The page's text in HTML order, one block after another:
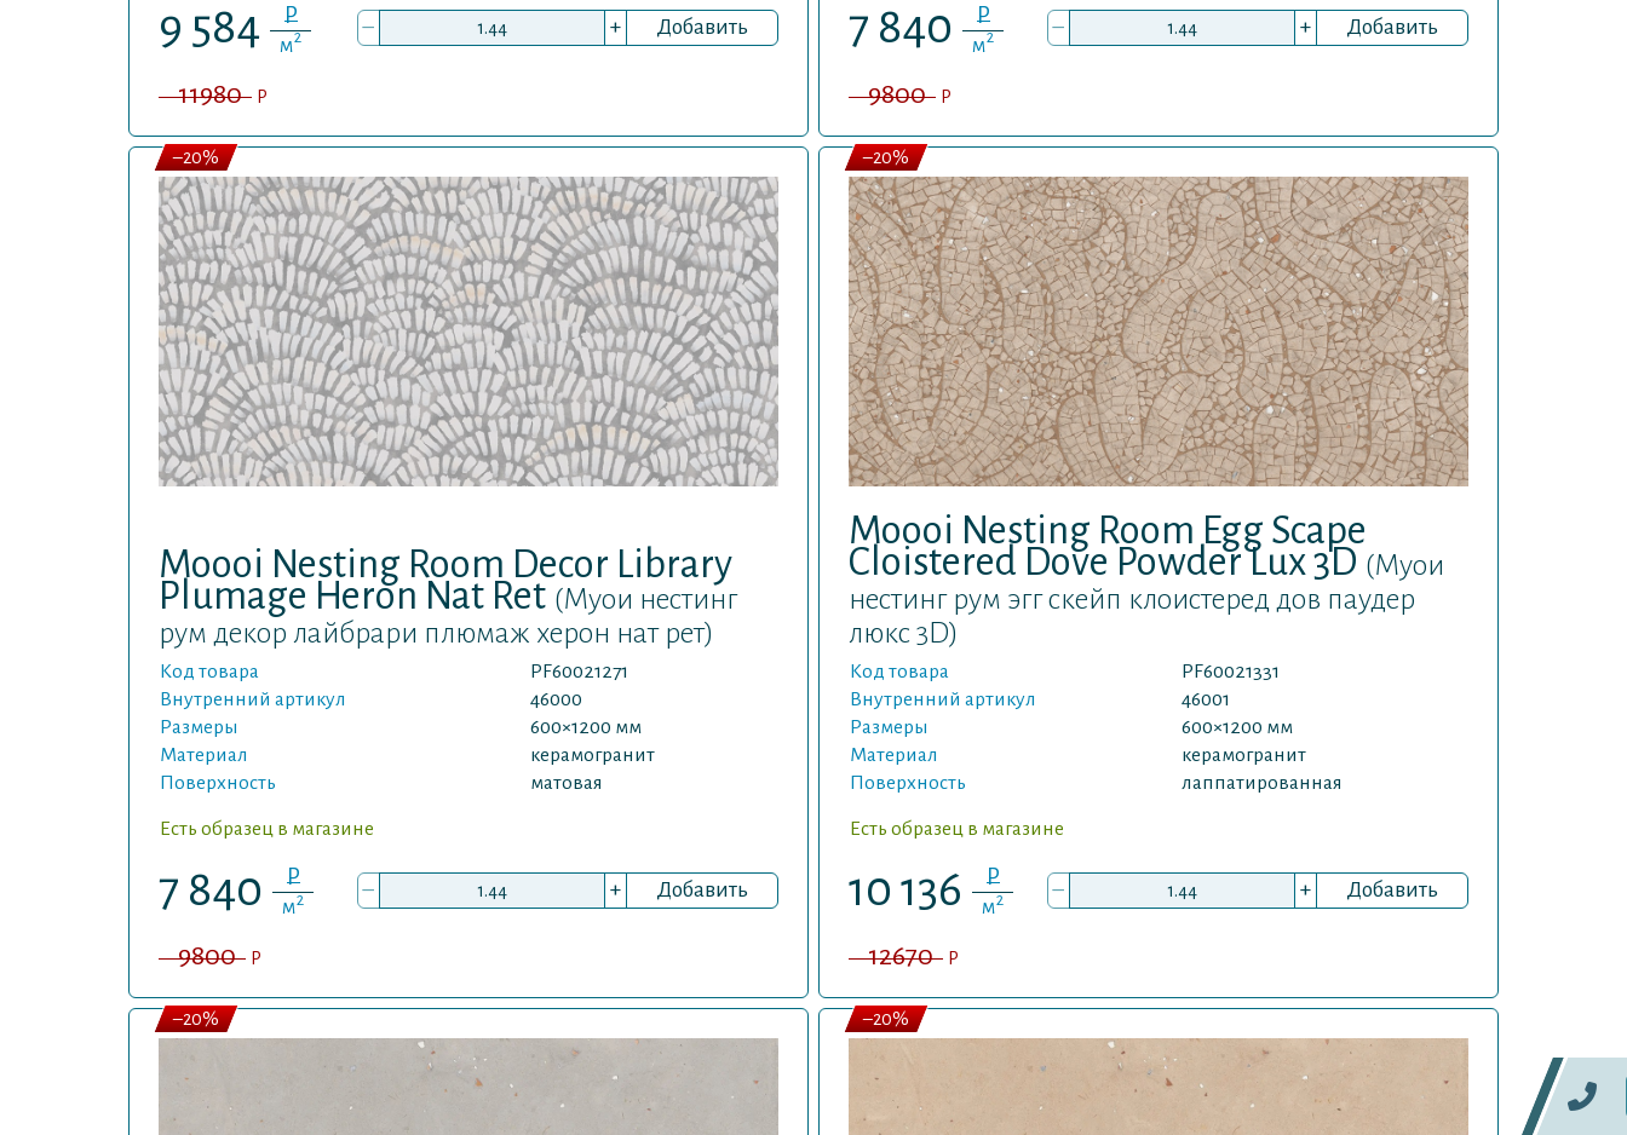
9 584 P
м2 – + Добавить
11980 P
7 840 P
м2 – + Добавить
9800 P
Moooi Nesting Room Decor Library
Plumage Heron Nat Ret (Муои нестинг
рум декор лайбрари плюмаж херон нат рет)
Код товара
PF60021271
Внутренний артикул
46000
Размеры
600×1200 мм
Материал
керамогранит
Поверхность
матовая
Есть образец в магазине
7 840 P
м2 – + Добавить
9800 P
–20%
Moooi Nesting Room Egg Scape
Cloistered Dove Powder Lux 3D (Муои
нестинг рум эгг скейп клоистеред дов паудер
люкс 3D)
Код товара
PF60021331
Внутренний артикул
46001
Размеры
600×1200 мм
Материал
керамогранит
Поверхность
лаппатированная
Есть образец в магазине
10 136 P
м2 – + Добавить
12670 P
–20%
–20% –20%